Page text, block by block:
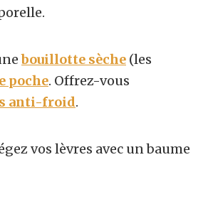
bouillotte sèche (les
poche. Offrez-vous
anti-froid.
vos lèvres avec un baume